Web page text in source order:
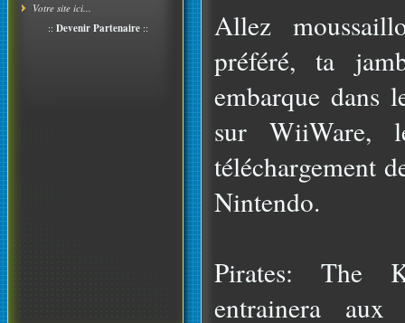
Votre site ici...
:: Devenir Partenaire ::
Allez
préféré, ta
embarque dans
sur WiiWare,
téléchargement
Nintendo.
Pirates: The
entrainera